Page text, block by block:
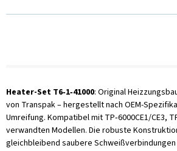
Heater-Set T6‑1‑41000: Original
von Transpak – hergestellt nach OEM-
Umreifung. Kompatibel mit TP‑6000CE1/CE3,
verwandten Modellen. Die robuste
gleichbleibend saubere